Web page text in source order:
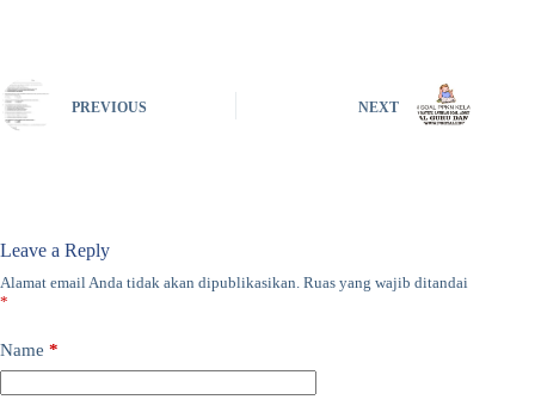
PREVIOUS NEXT
Leave a Reply
Alamat email Anda tidak akan dipublikasikan. Ruas yang wajib ditandai
*
Name *